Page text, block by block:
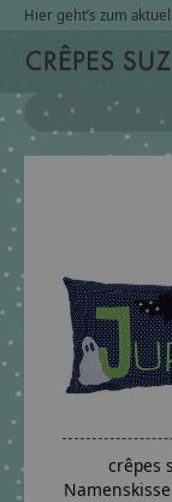
Hier geht’s zum
crêpes